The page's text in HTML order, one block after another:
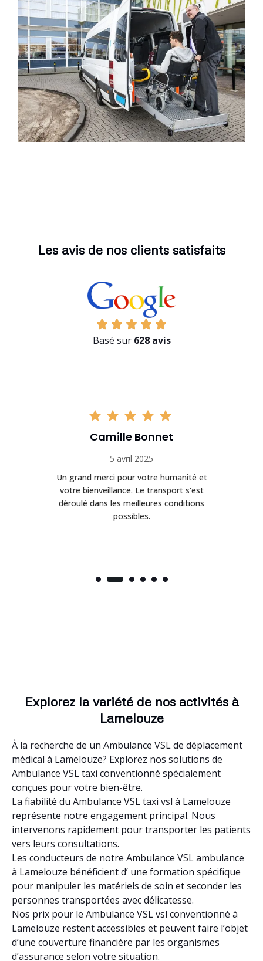
Les avis de nos clients satisfaits
Basé sur 628 avis
Camille Bonnet
5 avril 2025
Un grand merci pour votre humanité et
votre bienveillance. Le transport s'est
déroulé dans les meilleures conditions
possibles.
Explorez la variété de nos activités à
Lamelouze
À la recherche de un Ambulance VSL de déplacement
médical à Lamelouze? Explorez nos solutions de
Ambulance VSL taxi conventionné spécialement
conçues pour votre bien-être.
La fiabilité du Ambulance VSL taxi vsl à Lamelouze
représente notre engagement principal. Nous
intervenons rapidement pour transporter les patients
vers leurs consultations.
Les conducteurs de notre Ambulance VSL ambulance
à Lamelouze bénéficient d’ une formation spécifique
pour manipuler les matériels de soin et seconder les
personnes transportées avec délicatesse.
Nos prix pour le Ambulance VSL vsl conventionné à
Lamelouze restent accessibles et peuvent faire l’objet
d’une couverture financière par les organismes
d’assurance selon votre situation.